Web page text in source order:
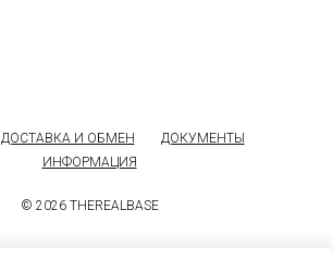
ДОСТАВКА И ОБМЕН
ДОКУМЕНТЫ
ИНФОРМАЦИЯ
© 2026 THEREALBASE